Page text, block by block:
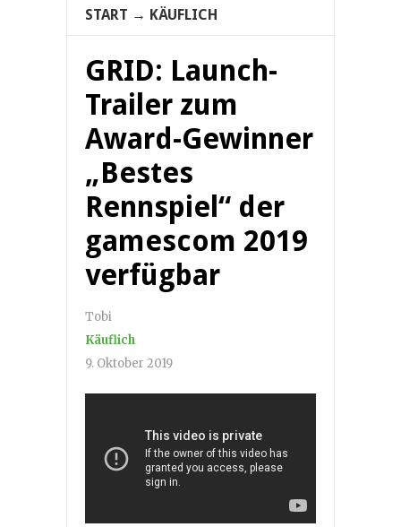
START → KÄUFLICH
GRID: Launch-
Trailer zum
Award-Gewinner
„Bestes
Rennspiel“ der
gamescom 2019
verfügbar
Tobi
Käuflich
9. Oktober 2019